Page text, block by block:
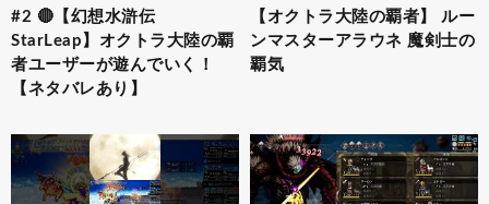
#2 🔴【幻想水滸伝
StarLeap】オクトラ大陸の覇
者ユーザーが遊んでいく！
【ネタバレあり】
【オクトラ大陸の覇者】 ルー
ンマスターアラウネ 魔剣士の
覇気